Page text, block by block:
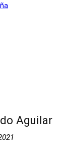
Aguilar